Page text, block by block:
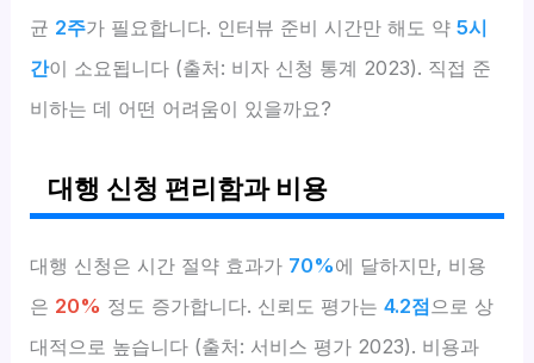
균 2주가 필요합니다. 인터뷰 준비 시간만 해도 약5시
간이 소요됩니다 (출처: 비자 신청 통계 2023). 직접 준
비하는 데 어떤 어려움이 있을까요?
대행 신청 편리함과 비용
대행 신청은 시간 절약 효과가 70%에 달하지만, 비용
은 20% 정도 증가합니다. 신뢰도 평가는4.2점으로 상
대적으로 높습니다 (출처: 서비스 평가 2023). 비용과